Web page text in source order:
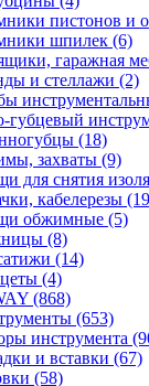
пистонов и
шпилек (6)
гаражная
и стеллажи (2)
(18)
захваты (9)
для снятия
кабелерезы
обжимные (5)
(8)
(14)
(4)
(868)
(653)
инструмента
и вставки (67)
(58)